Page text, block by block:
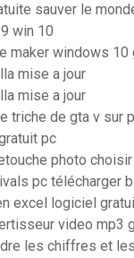
sauver le
win 10
maker windows 10
mise a jour
mise a jour
triche de gta v sur
pc
photo choisir
pc télécharger
excel logiciel
video mp3
les chiffres et